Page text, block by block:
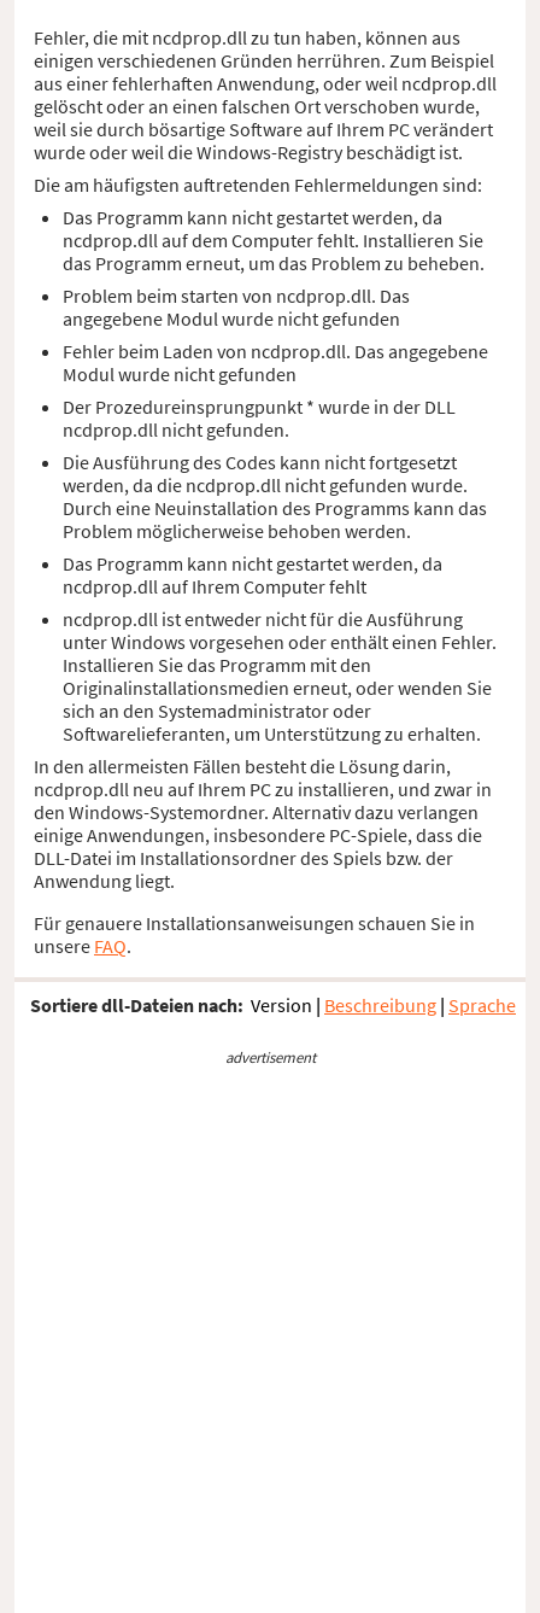
Fehler, die mit ncdprop.dll zu tun haben, können aus
einigen verschiedenen Gründen herrühren. Zum Beispiel
aus einer fehlerhaften Anwendung, oder weil ncdprop.dll
gelöscht oder an einen falschen Ort verschoben wurde,
weil sie durch bösartige Software auf Ihrem PC verändert
wurde oder weil die Windows-Registry beschädigt ist.
Die am häufigsten auftretenden Fehlermeldungen sind:
Das Programm kann nicht gestartet werden, da
ncdprop.dll auf dem Computer fehlt. Installieren Sie
das Programm erneut, um das Problem zu beheben.
Problem beim starten von ncdprop.dll. Das
angegebene Modul wurde nicht gefunden
Fehler beim Laden von ncdprop.dll. Das angegebene
Modul wurde nicht gefunden
Der Prozedureinsprungpunkt * wurde in der DLL
ncdprop.dll nicht gefunden.
Die Ausführung des Codes kann nicht fortgesetzt
werden, da die ncdprop.dll nicht gefunden wurde.
Durch eine Neuinstallation des Programms kann das
Problem möglicherweise behoben werden.
Das Programm kann nicht gestartet werden, da
ncdprop.dll auf Ihrem Computer fehlt
ncdprop.dll ist entweder nicht für die Ausführung
unter Windows vorgesehen oder enthält einen Fehler.
Installieren Sie das Programm mit den
Originalinstallationsmedien erneut, oder wenden Sie
sich an den Systemadministrator oder
Softwarelieferanten, um Unterstützung zu erhalten.
In den allermeisten Fällen besteht die Lösung darin,
ncdprop.dll neu auf Ihrem PC zu installieren, und zwar in
den Windows-Systemordner. Alternativ dazu verlangen
einige Anwendungen, insbesondere PC-Spiele, dass die
DLL-Datei im Installationsordner des Spiels bzw. der
Anwendung liegt.
Für genauere Installationsanweisungen schauen Sie in
unsere FAQ.
Sortiere dll-Dateien nach: Version | Beschreibung | Sprache
advertisement